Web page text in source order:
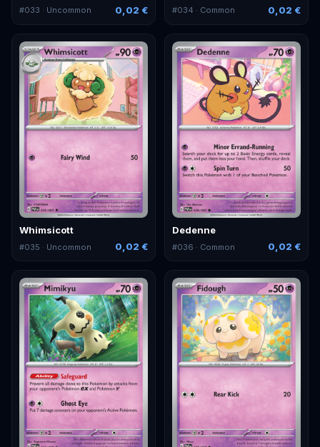
#033 · Uncommon 0,02 € #034 · Common 0,02 €
Whimsicott
#035 · Uncommon 0,02 €
Dedenne
#036 · Common 0,02 €